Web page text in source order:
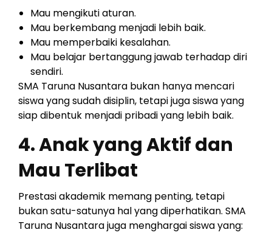
Mau mengikuti aturan.
Mau berkembang menjadi lebih baik.
Mau memperbaiki kesalahan.
Mau belajar bertanggung jawab terhadap diri
sendiri.
SMA Taruna Nusantara bukan hanya mencari
siswa yang sudah disiplin, tetapi juga siswa yang
siap dibentuk menjadi pribadi yang lebih baik.
4. Anak yang Aktif dan
Mau Terlibat
Prestasi akademik memang penting, tetapi
bukan satu-satunya hal yang diperhatikan. SMA
Taruna Nusantara juga menghargai siswa yang: